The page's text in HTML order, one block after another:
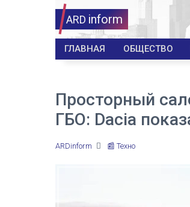
ARD inform
ГЛАВНАЯ ОБЩЕСТВО
Просторный
ГБО: Dacia
ARDinform 📰 Техно